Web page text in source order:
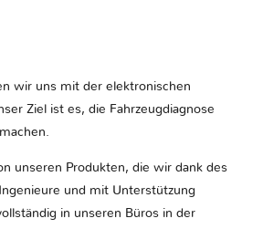
wir uns mit der elektronischen
Ziel ist es, die Fahrzeugdiagnose
unseren Produkten, die wir dank des
und mit Unterstützung
in unseren Büros in der